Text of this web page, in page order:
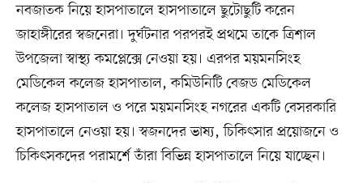
নবজাতক নিয়ে হাসপাতালে হাসপাতালে ছুটোছুটি করেন
জাহাঙ্গীরের স্বজনেরা। দুর্ঘটনার পরপরই প্রথমে তাকে ত্রিশাল
উপজেলা স্বাস্থ্য কমপ্লেক্সে নেওয়া হয়। এরপর ময়মনসিংহ
মেডিকেল কলেজ হাসপাতাল, কমিউনিটি বেজড মেডিকেল
কলেজ হাসপাতাল ও পরে ময়মনসিংহ নগরের একটি বেসরকারি
হাসপাতালে নেওয়া হয়। স্বজনদের ভাষ্য, চিকিৎসার প্রয়োজনে ও
চিকিৎসকদের পরামর্শে তাঁরা বিভিন্ন হাসপাতালে নিয়ে যাচ্ছেন।